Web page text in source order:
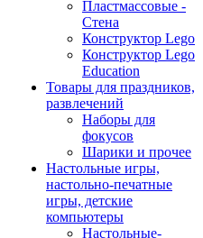
Пластмассовые -
Стена
Конструктор Lego
Конструктор Lego
Education
Товары для праздников,
развлечений
Наборы для
фокусов
Шарики и прочее
Настольные игры,
настольно-печатные
игры, детские
компьютеры
Настольные-